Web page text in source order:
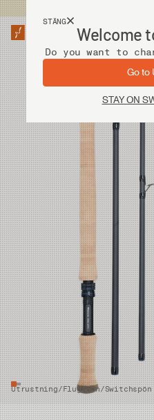
STÄNG
Welcome
Do you want to
Go to
STAY ON
Utrustning/Flugspön/Switchspön